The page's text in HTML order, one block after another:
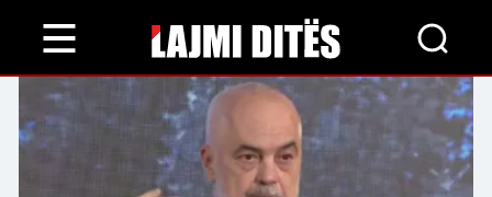
content